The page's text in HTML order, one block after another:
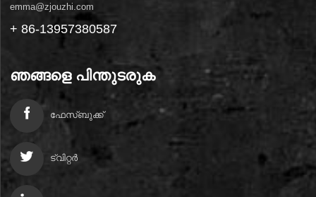
emma@zjouzhi.com
+ 86-13957380587
ഞങ്ങളെ പിന്തുടരുക
ഫേസ്ബുക്ക്
ട്വിറ്റർ